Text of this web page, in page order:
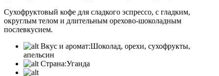
Сухофруктовый кофе для сладкого эспрессо, с гладким,
округлым телом и длительным орехово-шоколадным
послевкусием.
Вкус и аромат:Шоколад, орехи, сухофрукты,
апельсин
Страна:Уганда